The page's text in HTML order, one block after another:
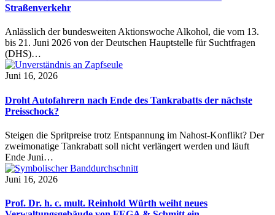
Straßenverkehr
Anlässlich der bundesweiten Aktionswoche Alkohol, die vom 13.
bis 21. Juni 2026 von der Deutschen Hauptstelle für Suchtfragen
(DHS)…
Juni 16, 2026
Droht Autofahrern nach Ende des Tankrabatts der nächste
Preisschock?
Steigen die Spritpreise trotz Entspannung im Nahost-Konflikt? Der
zweimonatige Tankrabatt soll nicht verlängert werden und läuft
Ende Juni…
Juni 16, 2026
Prof. Dr. h. c. mult. Reinhold Würth weiht neues